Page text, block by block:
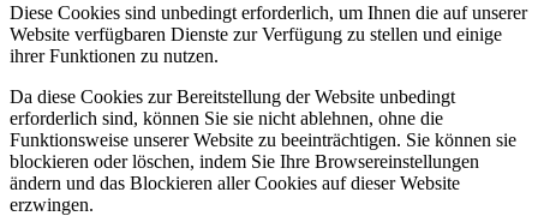
Diese Cookies sind unbedingt erforderlich, um Ihnen die auf unserer
Website verfügbaren Dienste zur Verfügung zu stellen und einige
ihrer Funktionen zu nutzen.
Da diese Cookies zur Bereitstellung der Website unbedingt
erforderlich sind, können Sie sie nicht ablehnen, ohne die
Funktionsweise unserer Website zu beeinträchtigen. Sie können sie
blockieren oder löschen, indem Sie Ihre Browsereinstellungen
ändern und das Blockieren aller Cookies auf dieser Website
erzwingen.